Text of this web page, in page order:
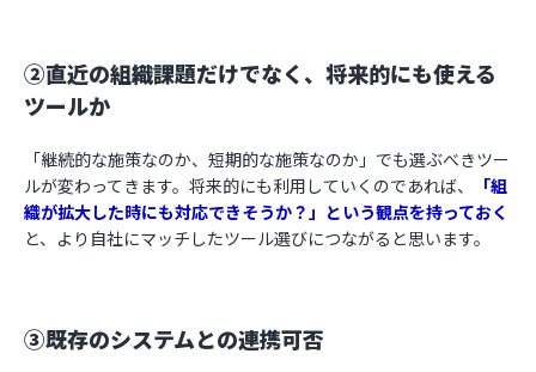
②直近の組織課題だけでなく、将来的にも使える
ツールか
「継続的な施策なのか、短期的な施策なのか」でも選ぶべきツー
ルが変わってきます。将来的にも利用していくのであれば、
「組
織が拡大した時にも対応できそうか？」という観点を持っておく
と、より自社にマッチしたツール選びにつながると思います。
③既存のシステムとの連携可否